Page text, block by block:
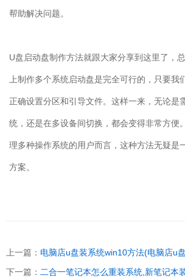
帮助解决问题。
U盘启动盘制作方法就跟大家分享到这里了，
上制作多个系统启动盘是完全可行的，只要我
正确设置分区和引导文件。这样一来，无论是
统，还是在多设备间切换，都会变得非常方便
理多种操作系统的用户而言，这种方法无疑是
方案。
上一篇： 电脑店u盘装系统win10方法(电脑店u盘装
下一篇： 二合一笔记本怎么重装系统,新笔记本装系